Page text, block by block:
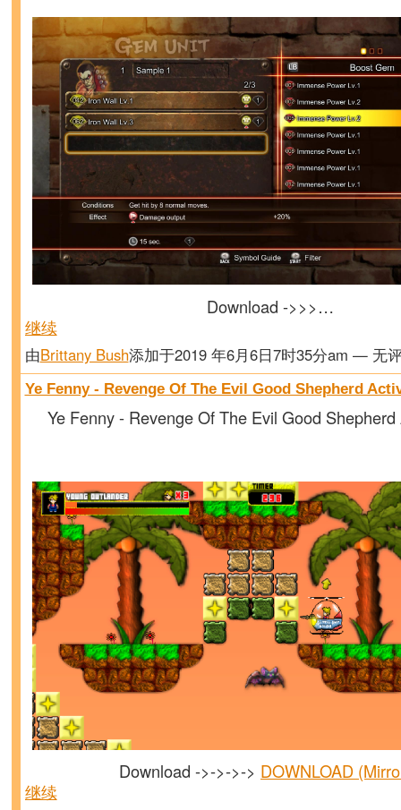
Download ->>>…
继续
由Brittany Bush添加于2019 年6月6日7时35分am — 无
Ye Fenny - Revenge Of The Evil Good Shepherd
Ye Fenny - Revenge Of The Evil Good
Download ->->->-> DOWNLOAD
继续